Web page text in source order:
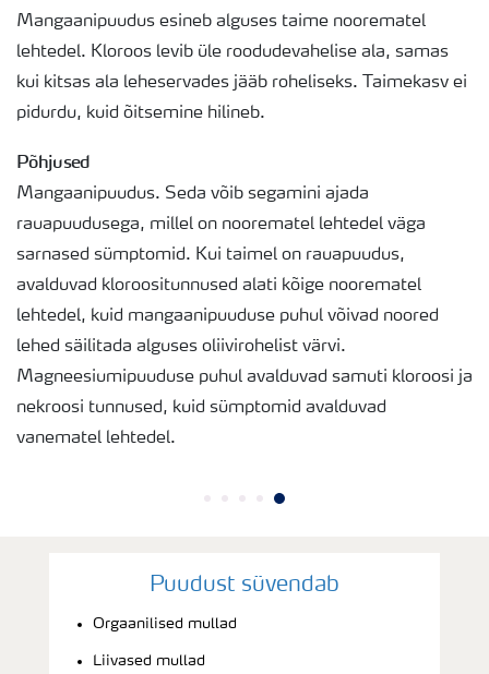
Mangaanipuudus esineb alguses taime noorematel
lehtedel. Kloroos levib üle roodudevahelise ala, samas
kui kitsas ala leheservades jääb roheliseks. Taimekasv ei
pidurdu, kuid õitsemine hilineb.
Põhjused
Mangaanipuudus. Seda võib segamini ajada
rauapuudusega, millel on noorematel lehtedel väga
sarnased sümptomid. Kui taimel on rauapuudus,
avalduvad kloroositunnused alati kõige noorematel
lehtedel, kuid mangaanipuuduse puhul võivad noored
lehed säilitada alguses oliivirohelist värvi.
Magneesiumipuuduse puhul avalduvad samuti kloroosi ja
nekroosi tunnused, kuid sümptomid avalduvad
vanematel lehtedel.
Puudust süvendab
Orgaanilised mullad
Liivased mullad